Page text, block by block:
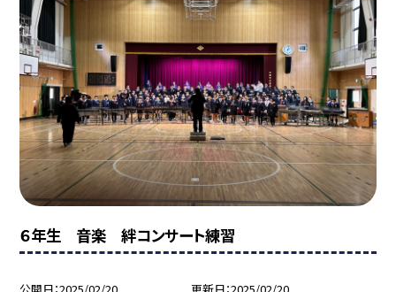
６年生 音楽 絆コンサート練習